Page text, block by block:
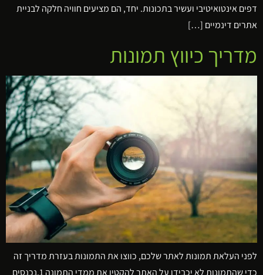
דפים אינטואיטיבי ועשיר בתכונות. יחד, הם מציעים חוויה חלקה לבניית
אתרים דינמיים […]
מדריך כיווץ תמונות
לפני העלאת תמונות לאתר שלכם, כווצו את התמונות בעזרת מדריך זה
כדי שהתמונות לא יכבידו על האתר להקטין את ממדי התמונה 1.נכנסים